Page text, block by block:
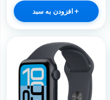
افزودن به سبد